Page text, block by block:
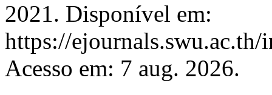
2021. Disponível em:
https://
Acesso em: 7 aug. 2026.